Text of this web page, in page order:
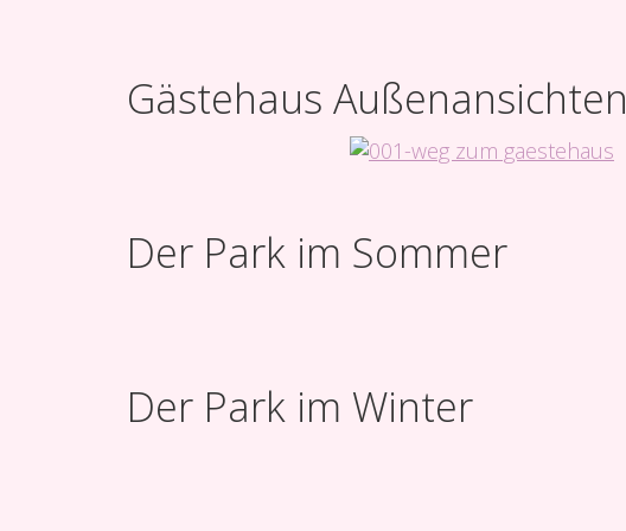
Gästehaus Außenansichten
Der Park im Sommer
Der Park im Winter